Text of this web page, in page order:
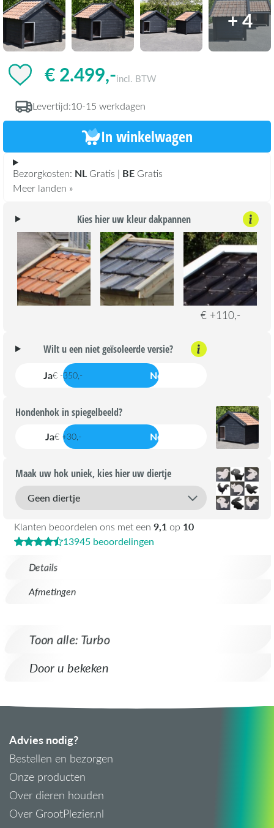
+ 4
Details
Afmetingen
€ 2.499,-incl. BTW
Levertijd:10-15 werkdagen
In winkelwagen
Bezorgkosten: NL Gratis | BE Gratis
Meer landen »
Klanten beoordelen ons met een 9,1 op 10
13945 beoordelingen
Kies hier uw kleur dakpannen
€ +110,-
Wilt u een niet geïsoleerde versie?
Ja€ -350,- Nee
Hondenhok in spiegelbeeld?
Ja€ +30,- Nee
Maak uw hok uniek, kies hier uw diertje
Toon alle: Turbo
Door u bekeken
Advies nodig?
Bestellen en bezorgen
Onze producten
Over dieren houden
Over GrootPlezier.nl